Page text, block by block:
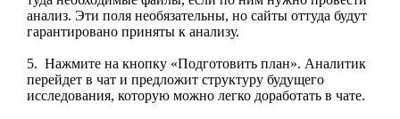
анализ. Эти поля необязательны, но сайты оттуда будут
гарантировано приняты к анализу.
5. Нажмите на кнопку «Подготовить план». Аналитик
перейдет в чат и предложит структуру будущего
исследования, которую можно легко доработать в чате.